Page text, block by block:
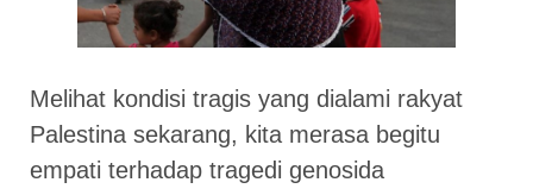
Melihat kondisi tragis yang dialami rakyat
Palestina sekarang, kita merasa begitu
empati terhadap tragedi genosida